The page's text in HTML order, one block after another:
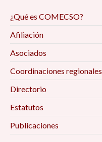
¿Qué es COMECSO?
Afiliación
Asociados
Coordinaciones regionales
Directorio
Estatutos
Publicaciones